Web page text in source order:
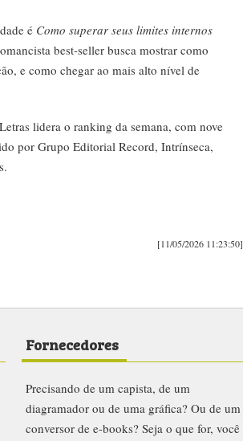
é Como superar seus limites internos
best-seller busca mostrar como
e como chegar ao mais alto nível de
lidera o ranking da semana, com nove
por Grupo Editorial Record, Intrínseca,
[11/05/2026 11:23:50]
Fornecedores
Precisando de um capista, de um
diagramador ou de uma gráfica? Ou de um
conversor de e-books? Seja o que for, você